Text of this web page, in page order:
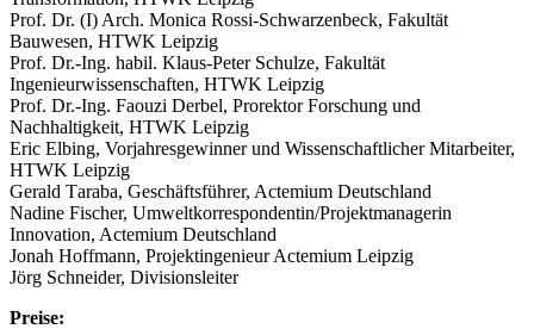
Prof. Dr. (I) Arch. Monica Rossi-Schwarzenbeck, Fakultät
Bauwesen, HTWK Leipzig
Prof. Dr.-Ing. habil. Klaus-Peter Schulze, Fakultät
Ingenieurwissenschaften, HTWK Leipzig
Prof. Dr.-Ing. Faouzi Derbel, Prorektor Forschung und
Nachhaltigkeit, HTWK Leipzig
Eric Elbing, Vorjahresgewinner und Wissenschaftlicher Mitarbeiter,
HTWK Leipzig
Gerald Taraba, Geschäftsführer, Actemium Deutschland
Nadine Fischer, Umweltkorrespondentin/Projektmanagerin
Innovation, Actemium Deutschland
Jonah Hoffmann, Projektingenieur Actemium Leipzig
Jörg Schneider, Divisionsleiter
Preise: